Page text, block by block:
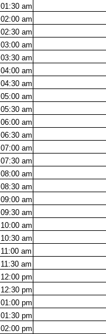
01:30 am
02:00 am
02:30 am
03:00 am
03:30 am
04:00 am
04:30 am
05:00 am
05:30 am
06:00 am
06:30 am
07:00 am
07:30 am
08:00 am
08:30 am
09:00 am
09:30 am
10:00 am
10:30 am
11:00 am
11:30 am
12:00 pm
12:30 pm
01:00 pm
01:30 pm
02:00 pm